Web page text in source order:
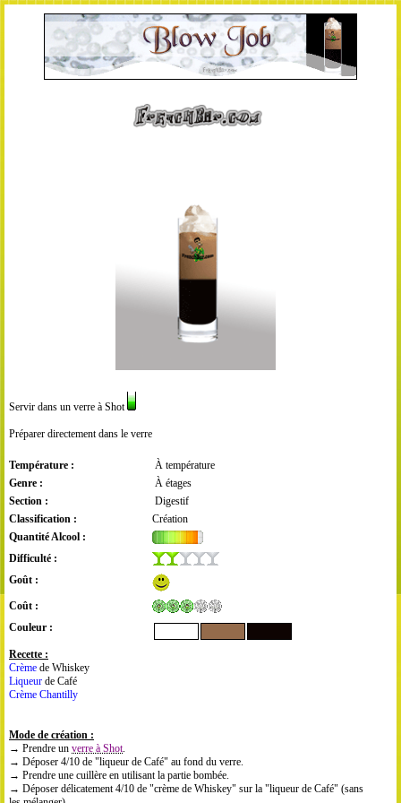
Servir dans un verre à Shot
Préparer directement dans le verre
Température :
À température
Genre :
À étages
Section :
Digestif
Classification :
Création
Quantité Alcool :
Difficulté :
Goût :
Coût :
Couleur :
Recette :
Crème de Whiskey
Liqueur de Café
Crème Chantilly
Mode de création :
→ Prendre un verre à Shot.
→ Déposer 4/10 de "liqueur de Café" au fond du verre.
→ Prendre une cuillère en utilisant la partie bombée.
→ Déposer délicatement 4/10 de "crème de Whiskey" sur la "liqueur de Café" (sans